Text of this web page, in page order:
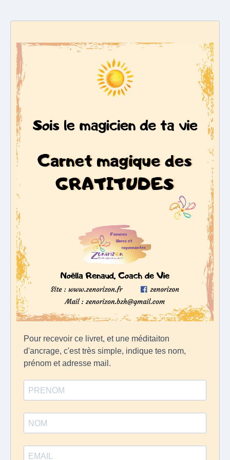
Pour recevoir ce livret, et une méditaiton
d'ancrage, c'est très simple, indique tes nom,
prénom et adresse mail.